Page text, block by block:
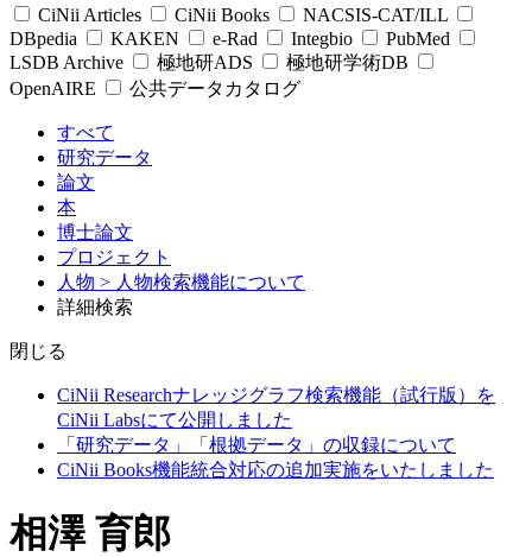
CiNii Articles
CiNii Books
NACSIS-CAT/ILL
DBpedia
KAKEN e-Rad Integbio
PubMed
LSDB Archive
極地研ADS
極地研学術DB
OpenAIRE
公共データカタログ
すべて
研究データ
論文
本
博士論文
プロジェクト
人物 > 人物検索機能について
詳細検索
閉じる
CiNii Researchナレッジグラフ検索機能（試行版）を
CiNii Labsにて公開しました
「研究データ」「根拠データ」の収録について
CiNii Books機能統合対応の追加実施をいたしました
相澤 育郎